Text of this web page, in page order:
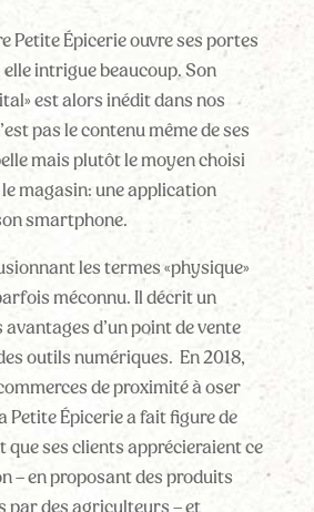
Petite Épicerie ouvre ses portes
elle intrigue beaucoup. Son
est alors inédit dans nos
pas le contenu même de ses
mais plutôt le moyen choisi
magasin: une application
smartphone.
les termes «physique»
méconnu. Il décrit un
d’un point de vente
outils numériques. En 2018,
de proximité à oser
Petite Épicerie a fait figure de
que ses clients apprécieraient ce
– en proposant des produits
par des agriculteurs – et